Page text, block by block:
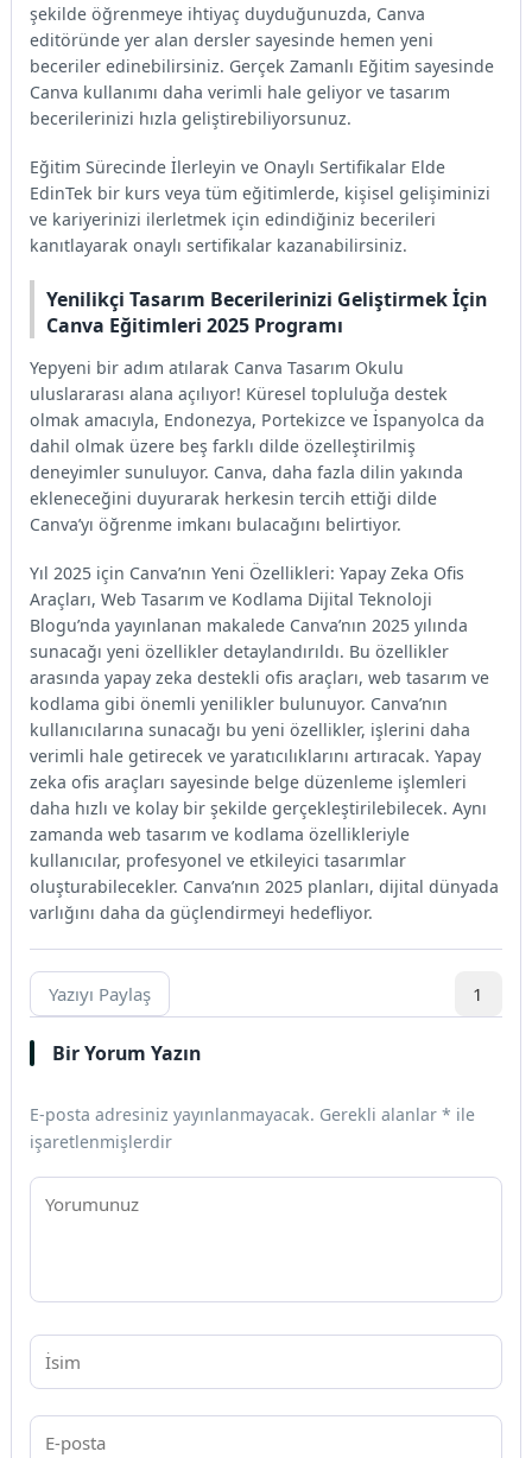
şekilde öğrenmeye ihtiyaç duyduğunuzda, Canva
editöründe yer alan dersler sayesinde hemen yeni
beceriler edinebilirsiniz. Gerçek Zamanlı Eğitim sayesinde
Canva kullanımı daha verimli hale geliyor ve tasarım
becerilerinizi hızla geliştirebiliyorsunuz.
Eğitim Sürecinde İlerleyin ve Onaylı Sertifikalar Elde
EdinTek bir kurs veya tüm eğitimlerde, kişisel gelişiminizi
ve kariyerinizi ilerletmek için edindiğiniz becerileri
kanıtlayarak onaylı sertifikalar kazanabilirsiniz.
Yenilikçi Tasarım Becerilerinizi Geliştirmek İçin
Canva Eğitimleri 2025 Programı
Yepyeni bir adım atılarak Canva Tasarım Okulu
uluslararası alana açılıyor! Küresel topluluğa destek
olmak amacıyla, Endonezya, Portekizce ve İspanyolca da
dahil olmak üzere beş farklı dilde özelleştirilmiş
deneyimler sunuluyor. Canva, daha fazla dilin yakında
ekleneceğini duyurarak herkesin tercih ettiği dilde
Canva’yı öğrenme imkanı bulacağını belirtiyor.
Yıl 2025 için Canva’nın Yeni Özellikleri: Yapay Zeka Ofis
Araçları, Web Tasarım ve Kodlama Dijital Teknoloji
Blogu’nda yayınlanan makalede Canva’nın 2025 yılında
sunacağı yeni özellikler detaylandırıldı. Bu özellikler
arasında yapay zeka destekli ofis araçları, web tasarım ve
kodlama gibi önemli yenilikler bulunuyor. Canva’nın
kullanıcılarına sunacağı bu yeni özellikler, işlerini daha
verimli hale getirecek ve yaratıcılıklarını artıracak. Yapay
zeka ofis araçları sayesinde belge düzenleme işlemleri
daha hızlı ve kolay bir şekilde gerçekleştirilebilecek. Aynı
zamanda web tasarım ve kodlama özellikleriyle
kullanıcılar, profesyonel ve etkileyici tasarımlar
oluşturabilecekler. Canva’nın 2025 planları, dijital dünyada
varlığını daha da güçlendirmeyi hedefliyor.
Yazıyı Paylaş 1
Bir Yorum Yazın
E-posta adresiniz yayınlanmayacak. Gerekli alanlar* ile
işaretlenmişlerdir